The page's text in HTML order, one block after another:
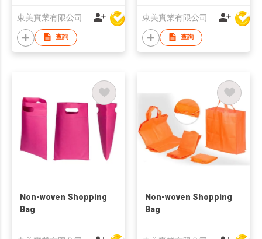
東美實業有限公司
查詢
東美實業有限公司
查詢
Non-woven Shopping
Bag
Non-woven Shopping
Bag